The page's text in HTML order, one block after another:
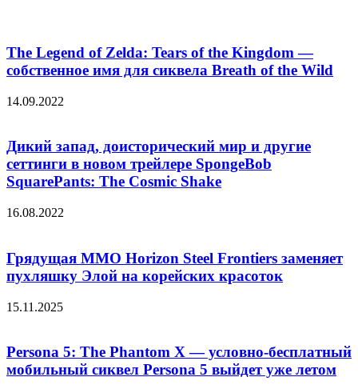
The Legend of Zelda: Tears of the Kingdom —
собственное имя для сиквела Breath of the Wild
14.09.2022
Дикий запад, доисторический мир и другие
сеттинги в новом трейлере SpongeBob
SquarePants: The Cosmic Shake
16.08.2022
Грядущая MMO Horizon Steel Frontiers заменяет
пухляшку Элой на корейских красоток
15.11.2025
Persona 5: The Phantom X — условно-бесплатный
мобильный сиквел Persona 5 выйдет уже летом